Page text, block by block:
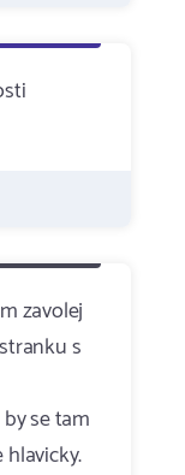
zavolej
s
se tam